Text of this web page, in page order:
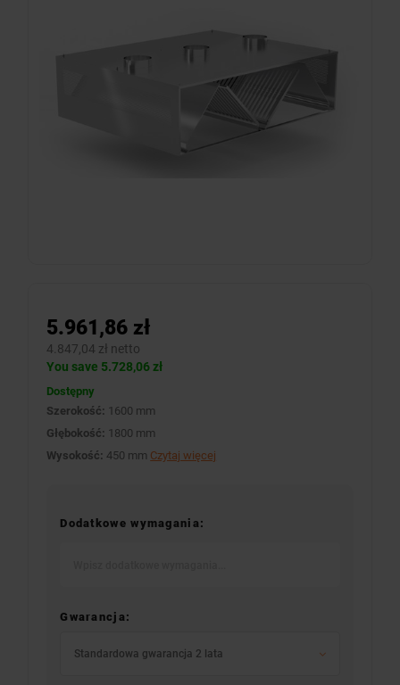
5.961,86 zł
4.847,04 zł netto
You save 5.728,06 zł
Dostępny
Szerokość: 1600 mm
Głębokość: 1800 mm
Wysokość: 450 mm Czytaj więcej
Dodatkowe wymagania:
Gwarancja:
Standardowa gwarancja 2 lata